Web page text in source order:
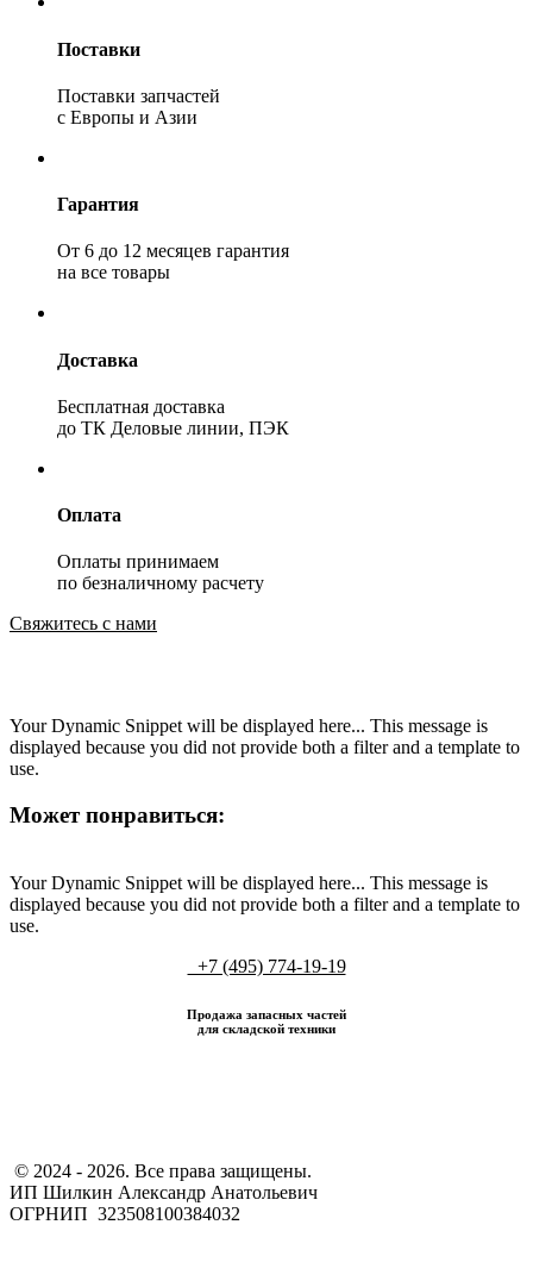
Поставки
Поставки запчастей
с Европы и Азии
Гарантия
От 6 до 12 месяцев гарантия
на все товары
Доставка
Бесплатная доставка
до ТК Деловые линии, ПЭК
Оплата
Оплаты принимаем
по безналичному расчету
Свяжитесь с нами
Your Dynamic Snippet will be displayed here... This message is
displayed because you did not provide both a filter and a template to
use.
Может понравиться:
Your Dynamic Snippet will be displayed here... This message is
displayed because you did not provide both a filter and a template to
use.
+7 (495) 774-19-19
Продажа запасных частей
для складской техники
​ © 2024 - 2026. Все права защищены.
ИП Шилкин Александр Анатольевич
ОГРНИП 323508100384032